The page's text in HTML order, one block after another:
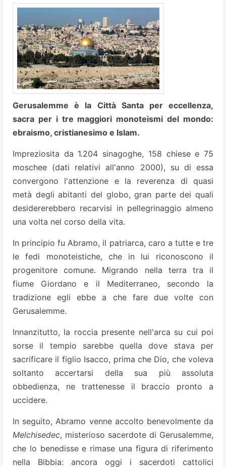
Gerusalemme è la Città Santa per eccellenza,
sacra per i tre maggiori monoteismi del mondo:
ebraismo, cristianesimo e Islam.
Impreziosita da 1.204 sinagoghe, 158 chiese e 75
moschee (dati relativi all'anno 2000), su di essa
convergono l'attenzione e la reverenza di quasi
metà degli abitanti del globo, gran parte dei quali
desidererebbero recarvisi in pellegrinaggio almeno
una volta nel corso della vita.
In principio fu Abramo, il patriarca, caro a tutte e tre
le fedi monoteistiche, che in lui riconoscono il
progenitore comune. Migrando nella terra tra il
fiume Giordano e il Mediterraneo, secondo la
tradizione egli ebbe a che fare due volte con
Gerusalemme.
Innanzitutto, la roccia presente nell'arca su cui poi
sorse il tempio sarebbe quella dove stava per
sacrificare il figlio Isacco, prima che Dio, che voleva
soltanto accertarsi della sua più assoluta
obbedienza, ne trattenesse il braccio pronto a
uccidere.
In seguito, Abramo venne accolto benevolmente da
Melchisedec, misterioso sacerdote di Gerusalemme,
che lo benedisse e rimase una figura di riferimento
nella Bibbia: ancora oggi i sacerdoti cattolici